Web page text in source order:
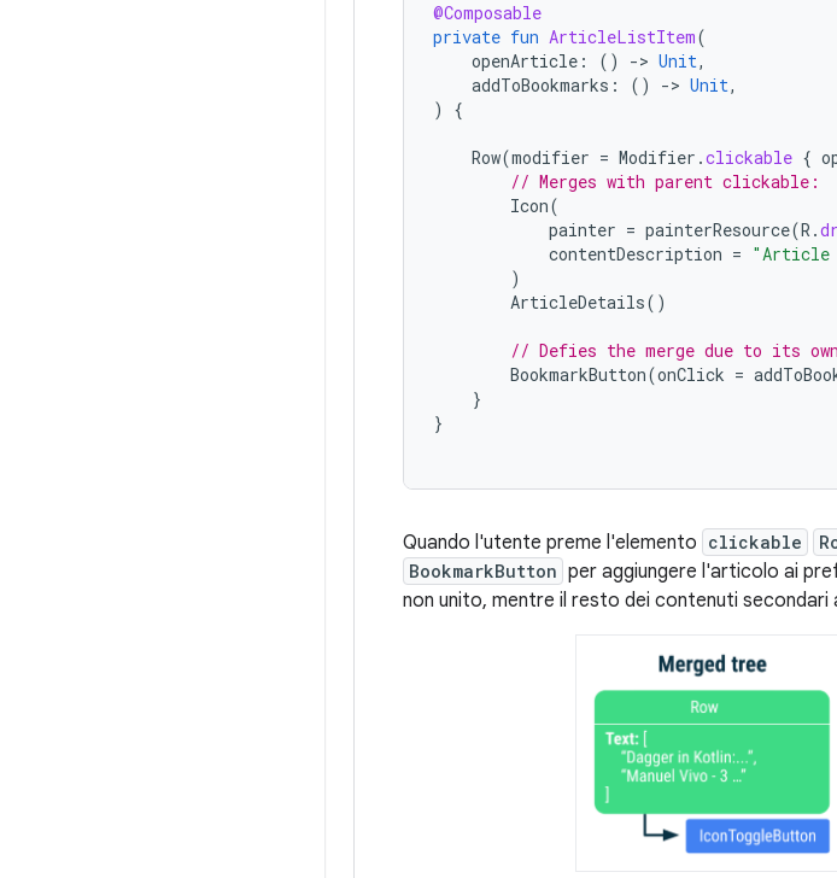
@Composable
private fun ArticleListItem(
openArticle : () -> Unit,
addToBookmarks : () -> Unit,
)
{
Row(modifier = Modifier .clickable {
// Merges with parent clickable:
Icon(
painter = painterResource(R .
contentDescription = "Article
)
ArticleDetails()
// Defies the merge due to its
BookmarkButton(onClick =
}
}
Quando l'utente preme l'elemento clickable
BookmarkButton per aggiungere l'articolo ai
non unito, mentre il resto dei contenuti secondari